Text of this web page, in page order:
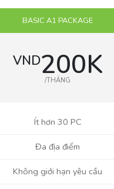
BASIC A1 PACKAGE
VND200K
/THÁNG
Ít hơn 30 PC
Đa địa điểm
Không giới hạn yêu cầu